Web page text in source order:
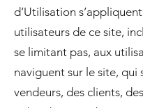
d’Utilisation
utilisateurs de ce site,
se limitant pas, aux
naviguent sur le site, qui
vendeurs, des clients,